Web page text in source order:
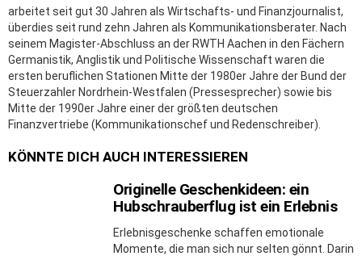
arbeitet seit gut 30 Jahren als Wirtschafts- und Finanzjournalist,
überdies seit rund zehn Jahren als Kommunikationsberater. Nach
seinem Magister-Abschluss an der RWTH Aachen in den Fächern
Germanistik, Anglistik und Politische Wissenschaft waren die
ersten beruflichen Stationen Mitte der 1980er Jahre der Bund der
Steuerzahler Nordrhein-Westfalen (Pressesprecher) sowie bis
Mitte der 1990er Jahre einer der größten deutschen
Finanzvertriebe (Kommunikationschef und Redenschreiber).
KÖNNTE DICH AUCH INTERESSIEREN
Originelle Geschenkideen: ein
Hubschrauberflug ist ein Erlebnis
Erlebnisgeschenke schaffen emotionale
Momente, die man sich nur selten gönnt. Darin